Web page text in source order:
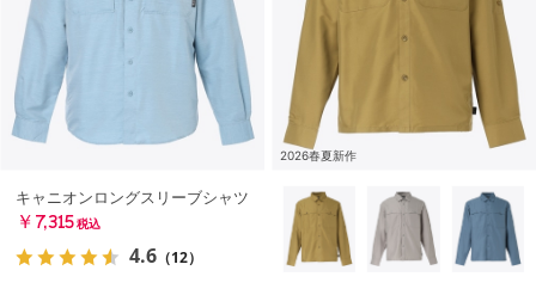
キャニオンロングスリーブシャツ
￥7,315 税込
4.6 （12）
2026春夏新作